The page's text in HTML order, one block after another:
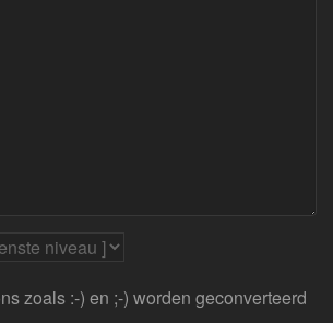
zoals :-) en ;-) worden geconverteerd